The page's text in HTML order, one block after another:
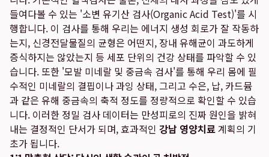
들여다볼 수 있는 '소변 유기산 검사(Organic Acid Test)'를 시
행합니다. 이 검사를 통해 우리는 에너지 생성 회로가 잘 작동하
는지, 신경전달물질의 균형은 어떤지, 장내 유해균이 과도하게
증식하지는 않았는지 등 세포 단위의 건강 상태를 파악할 수 있
습니다. 또한 '모발 미네랄 및 중금속 검사'를 통해 우리 몸에 필
수적인 미네랄의 결핍이나 과잉 상태, 그리고 수은, 납, 카드뮴
과 같은 유해 중금속의 축적 정도를 정량적으로 확인할 수 있습
니다. 이러한 정밀 검사 데이터는 만성피로의 진짜 원인을 밝혀
내는 결정적인 단서가 되며, 효과적인 강남 영양치료계획의 기
초가 됩니다.